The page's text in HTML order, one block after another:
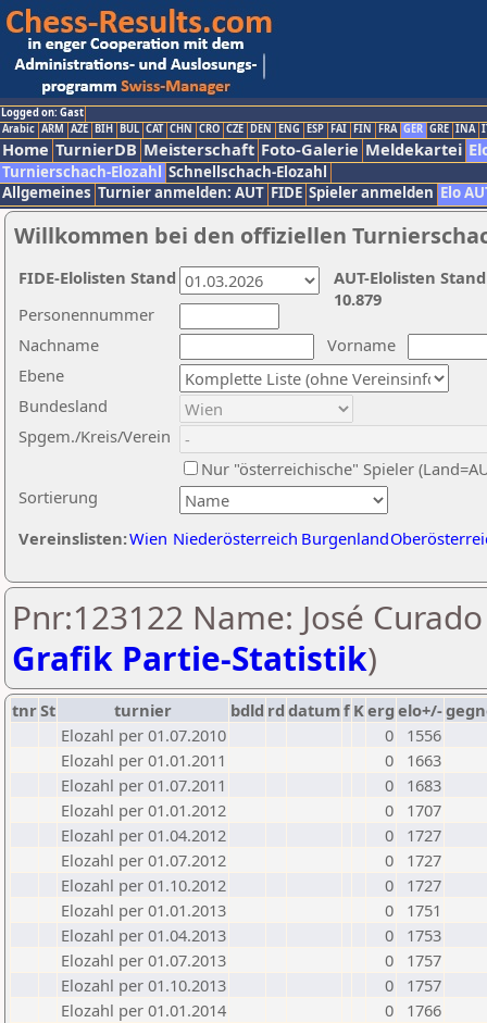
Logged on: Gast
Arabic ARM AZE BIH BUL CAT CHN CRO CZE DEN ENG ESP FAI FIN FRA GER GRE INA
Home TurnierDB Meisterschaft Foto-Galerie Meldekartei
Turnierschach-Elozahl Schnellschach-Elozahl
Allgemeines Turnier anmelden: AUT FIDE Spieler anmelden Elo
Willkommen bei den offiziellen
Nachname
Vorname
Ebene
Sortierung
Personennummer
Bundesland
Spgem./Kreis/Verein
Nur "österreichische" Spieler
Vereinslisten:Wien Niederösterreich Burgenland
AUT-Elolisten
10.879
FIDE-Elolisten Stand
Pnr:123122 Name: José
Grafik Partie-Statistik)
tnrSt turnier bdld rd datumf Kerg elo+/-
Elozahl per 01.07.2010
0
1556
Elozahl per 01.01.2011
0
1663
Elozahl per 01.07.2011
0
1683
Elozahl per 01.01.2012
0
1707
Elozahl per 01.04.2012
0
1727
Elozahl per 01.07.2012
0
1727
Elozahl per 01.10.2012
0
1727
Elozahl per 01.01.2013
0
1751
Elozahl per 01.04.2013
0
1753
Elozahl per 01.07.2013
0
1757
Elozahl per 01.10.2013
0
1757
Elozahl per 01.01.2014
0
1766